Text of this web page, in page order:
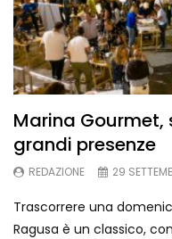
Marina
grandi presenze
REDAZIONE 29
Trascorrere una
Ragusa è un classico,